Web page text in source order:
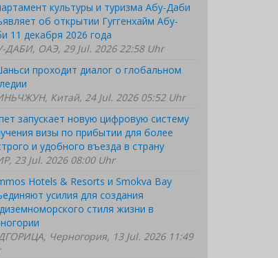
культуры и туризма Абу-Даби
об открытии Гуггенхайм Абу-
11 декабря 2026 года
ДАБИ, ОАЭ, 29 Jul. 2026 22:58 Uhr
проходит диалог о глобальном
Китай, 24 Jul. 2026 05:52 Uhr
запускает новую цифровую систему
визы по прибытии для более
и удобного въезда в страну
23 Jul. 2026 08:00 Uhr
Hotels & Resorts и Smokva Bay
усилия для создания
стиля жизни в
Черногория, 13 Jul. 2026 11:49